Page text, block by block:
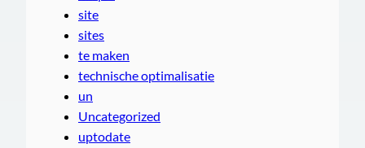
site
sites
te maken
technische optimalisatie
un
Uncategorized
uptodate